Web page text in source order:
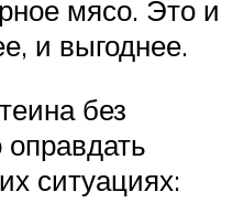
мясо. Это и
и выгоднее.
без
ситуациях: